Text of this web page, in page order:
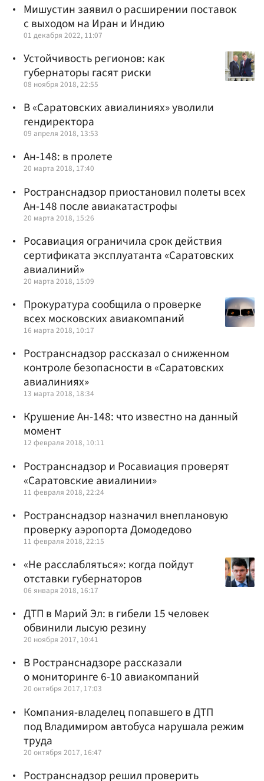
Мишустин заявил о расширении поставок
с выходом на Иран и Индию
01 декабря 2022, 11:07
Устойчивость регионов: как
губернаторы гасят риски
08 ноября 2018, 22:55
В «Саратовских авиалиниях» уволили
гендиректора
09 апреля 2018, 13:53
Ан-148: в пролете
20 марта 2018, 17:40
Ространснадзор приостановил полеты всех
Ан-148 после авиакатастрофы
20 марта 2018, 15:26
Росавиация ограничила срок действия
сертификата эксплуатанта «Саратовских
авиалиний»
20 марта 2018, 15:09
Прокуратура сообщила о проверке
всех московских авиакомпаний
16 марта 2018, 10:17
Ространснадзор рассказал о сниженном
контроле безопасности в «Саратовских
авиалиниях»
13 марта 2018, 18:34
Крушение Ан-148: что известно на данный
момент
12 февраля 2018, 10:11
Ространснадзор и Росавиация проверят
«Саратовские авиалинии»
11 февраля 2018, 22:24
Ространснадзор назначил внеплановую
проверку аэропорта Домодедово
11 февраля 2018, 22:15
«Не расслабляться»: когда пойдут
отставки губернаторов
06 января 2018, 16:17
ДТП в Марий Эл: в гибели 15 человек
обвинили лысую резину
20 ноября 2017, 10:41
В Ространснадзоре рассказали
о мониторинге 6-10 авиакомпаний
20 октября 2017, 17:03
Компания-владелец попавшего в ДТП
под Владимиром автобуса нарушала режим
труда
20 октября 2017, 16:47
Ространснадзор решил проверить